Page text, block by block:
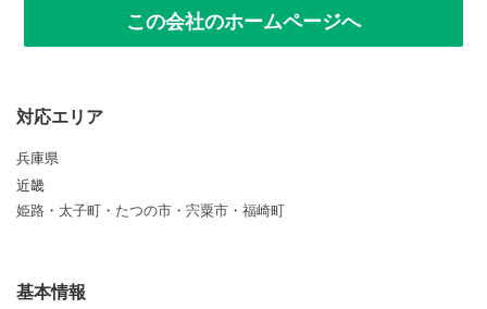
この会社のホームページへ
対応エリア
兵庫県
近畿
姫路・太子町・たつの市・宍粟市・福崎町
基本情報